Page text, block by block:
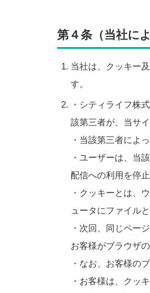
第４条（当社に
当社は、クッキー
す。
・シティライフ株
該第三者が、当サ
・当該第三者によ
・ユーザーは、当
配信への利用を停
・クッキーとは、
ュータにファイル
・次回、同じペー
お客様がブラウザ
・なお、お客様の
・お客様は、クッ